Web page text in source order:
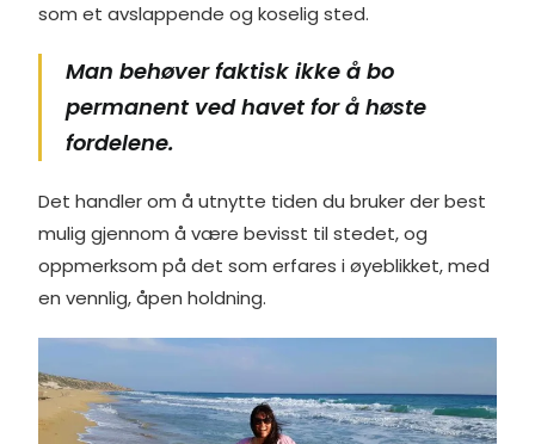
som et avslappende og koselig sted.
Man behøver faktisk ikke å bo
permanent ved havet for å høste
fordelene.
Det handler om å utnytte tiden du bruker der best
mulig gjennom å være bevisst til stedet, og
oppmerksom på det som erfares i øyeblikket, med
en vennlig, åpen holdning.